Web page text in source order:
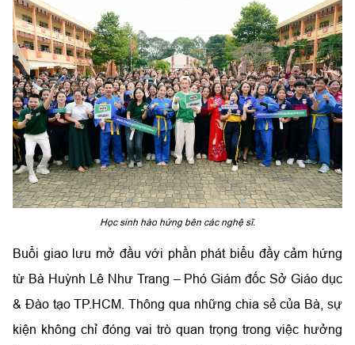
Học sinh hào hứng bên các nghệ sĩ.
Buổi giao lưu mở đầu với phần phát biểu đầy cảm hứng
từ Bà Huỳnh Lê Như Trang – Phó Giám đốc Sở Giáo dục
& Đào tạo TP.HCM. Thông qua những chia sẻ của Bà, sự
kiện không chỉ đóng vai trò quan trọng trong việc hưởng